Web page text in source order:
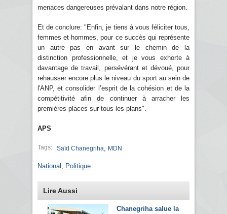
menaces dangereuses prévalant dans notre région.
Et de conclure: "Enfin, je tiens à vous féliciter tous,
femmes et hommes, pour ce succès qui représente
un autre pas en avant sur le chemin de la
distinction professionnelle, et je vous exhorte à
davantage de travail, persévérant et dévoué, pour
rehausser encore plus le niveau du sport au sein de
l'ANP, et consolider l’esprit de la cohésion et de la
compétitivité afin de continuer à arracher les
premières places sur tous les plans".
APS
Tags: Saïd Chanegriha MDN
National Politique
Lire Aussi
Chanegriha salue la